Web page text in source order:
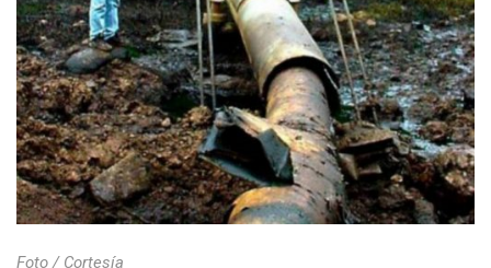
Foto / Cortesía